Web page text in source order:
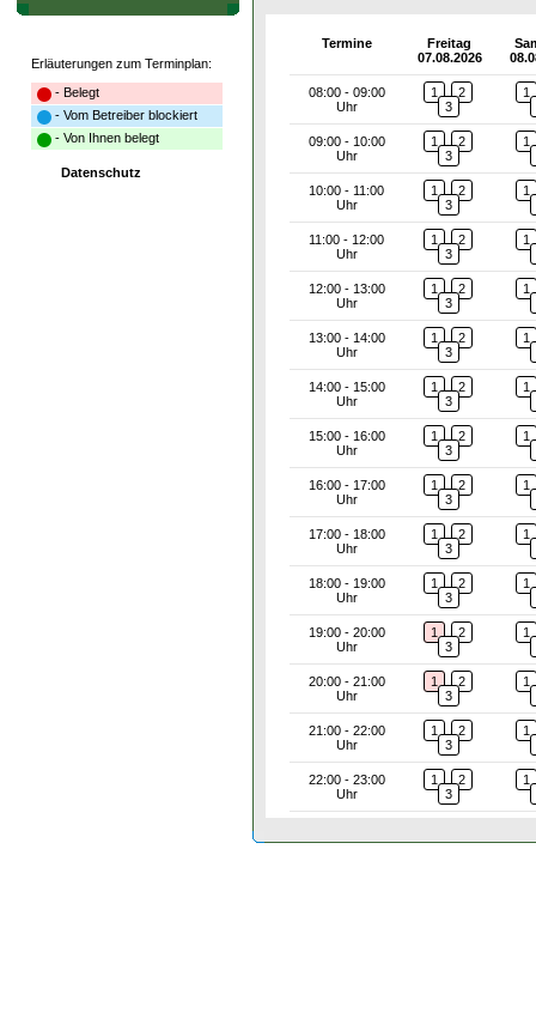
Erläuterungen zum Terminplan:
- Belegt
- Vom Betreiber blockiert
- Von Ihnen belegt
Datenschutz
Termine
Freitag
07.08.2026
08:00 - 09:00
Uhr
1
2
3
1
09:00 - 10:00
Uhr
1
2
3
1
10:00 - 11:00
Uhr
1
2
3
1
11:00 - 12:00
Uhr
1
2
3
1
12:00 - 13:00
Uhr
1
2
3
1
13:00 - 14:00
Uhr
1
2
3
1
14:00 - 15:00
Uhr
1
2
3
1
15:00 - 16:00
Uhr
1
2
3
1
16:00 - 17:00
Uhr
1
2
3
1
17:00 - 18:00
Uhr
1
2
3
1
18:00 - 19:00
Uhr
1
2
3
1
19:00 - 20:00
Uhr
1
2
3
1
20:00 - 21:00
Uhr
1
2
3
1
21:00 - 22:00
Uhr
1
2
3
1
22:00 - 23:00
Uhr
1
2
3
1